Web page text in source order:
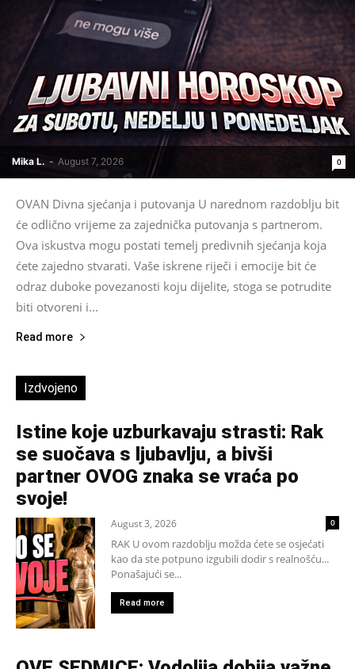
Mika L. - August 7, 2026 0
OVAN Divna sjećanja i putovanja U narednom razdoblju bit
će odlično vrijeme za zajednička putovanja s partnerom.
Ova iskustva mogu postati temelj predivnih sjećanja koja
ćete zajedno stvarati. Vaše iskrene riječi i emocije bit će
odraz duboke povezanosti koju dijelite, stoga se potrudite
biti otvoreni i...
Read more
Izdvojeno
Istine koje uzburkavaju strasti: Rak
se suočava s ljubavlju, a bivši
partner OVOG znaka se vraća po
svoje!
August 3, 2026 0
RAK U ovom razdoblju možda ćete se osjećati
kao da ste potpuno izgubili dodir s realnošću...
Ponašajući se...
Read more